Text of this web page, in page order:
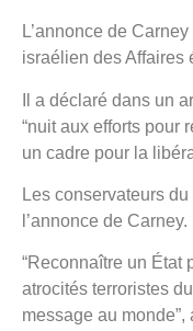
L’annonce de
israélien des Affaires
Il a déclaré dans un
“nuit aux efforts pour
un cadre pour la
Les conservateurs
l’annonce de Carney.
“Reconnaître un État
atrocités terroristes
message au